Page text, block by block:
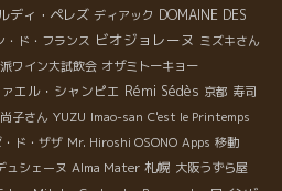
ディ・ペレズ ディアック DOMAINE DES
・ド・フランス ビオジョレーヌ ミズキさん
ワイン大試飲会 オザミトーキョー
エル・シャンピエ Rémi Sédès 京都 寿司
子さん YUZU Imao-san C'est le Printemps
ド・ザザ Mr. Hiroshi OSONO Apps 移動
ュシェーヌ Alma Mater 札幌 大阪うずら屋